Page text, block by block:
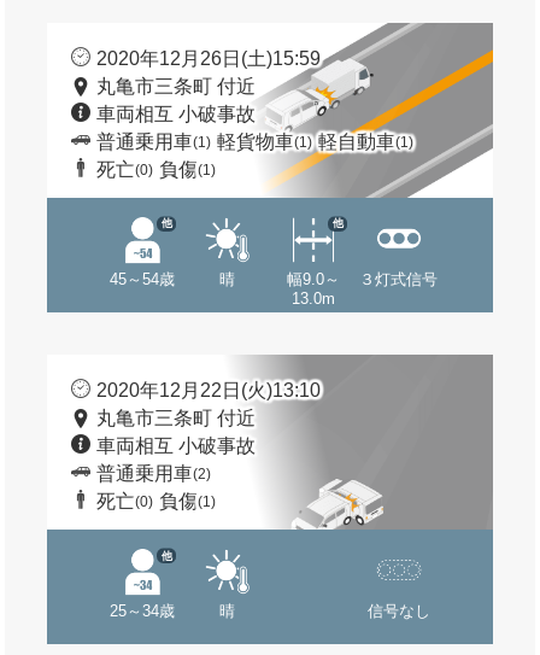
2020年12月26日(土)15:59
丸亀市三条町 付近
車両相互 小破事故
普通乗用車(1) 軽貨物車(1) 軽自動車(1)
死亡(0) 負傷(1)
45～54歳
他
晴
幅9.0～
13.0m
他
３灯式信号
2020年12月22日(火)13:10
丸亀市三条町 付近
車両相互 小破事故
普通乗用車(2)
死亡(0) 負傷(1)
25～34歳
他
晴 信号なし